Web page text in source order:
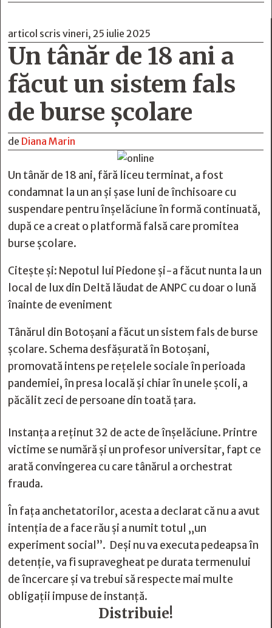
articol scris vineri, 25 iulie 2025
Un tânăr de 18 ani a
făcut un sistem fals
de burse școlare
de Diana Marin
Un tânăr de 18 ani, fără liceu terminat, a fost
condamnat la un an și șase luni de închisoare cu
suspendare pentru înșelăciune în formă continuată,
după ce a creat o platformă falsă care promitea
burse școlare.
Citește și: Nepotul lui Piedone și-a făcut nunta la un
local de lux din Deltă lăudat de ANPC cu doar o lună
înainte de eveniment
Tânărul din Botoșani a făcut un sistem fals de burse
școlare. Schema desfășurată în Botoșani,
promovată intens pe rețelele sociale în perioada
pandemiei, în presa locală și chiar în unele școli, a
păcălit zeci de persoane din toată țara.
Instanța a reținut 32 de acte de înșelăciune. Printre
victime se numără și un profesor universitar, fapt ce
arată convingerea cu care tânărul a orchestrat
frauda.
În fața anchetatorilor, acesta a declarat că nu a avut
intenția de a face rău și a numit totul „un
experiment social”. Deși nu va executa pedeapsa în
detenție, va fi supravegheat pe durata termenului
de încercare și va trebui să respecte mai multe
obligații impuse de instanță.
Distribuie!